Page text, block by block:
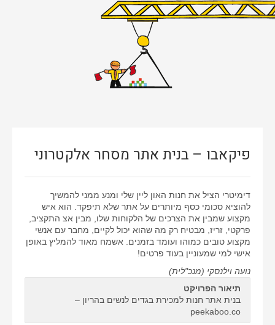
אנימציה
דפי נחיתה
ווידאו
חיתוך PSD ל-HTML
חנות ווירטואלית
ממשק משתמש
פיקאבו – בנית אתר מסחר אלקטרוני
דימיטרי הציל את חנות האון ליין שלי ומנע ממני להמשיך
להוציא סכומי כסף מיותרים על אתר שלא תיפקד. הוא איש
מקצוע שמבין את הצרכים של הלקוחות שלו, מבין אצ התקציב,
פרקטי, זריז, מבטיח רק מה שהוא יכול לקיים, מחבר עם אנשי
מקצוע טובים כמוהו ועומד בזמנים. אשמח מאוד להמליץ באופן
אישי למי שמעוניין בעוד פרטים!
נועה וילנסקי (מנכ"לית)
תיאור הפרויקט
בנית אתר חנות למכירת בגדים לנשים בהריון –
peekaboo.co